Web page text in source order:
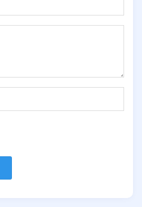
tuyết
chống thấm cho nhiều hạng